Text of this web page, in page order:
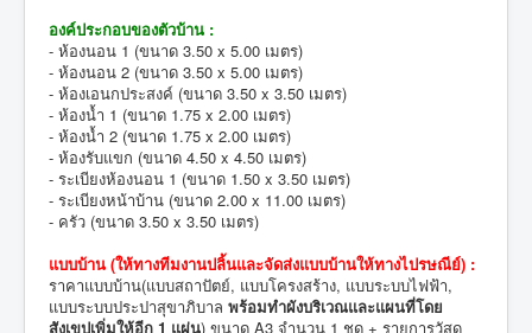
องค์ประกอบของตัวบ้าน :
- ห้องนอน 1 (ขนาด 3.50 x 5.00 เมตร)
- ห้องนอน 2 (ขนาด 3.50 x 5.00 เมตร)
- ห้องเอนกประสงค์ (ขนาด 3.50 x 3.50 เมตร)
- ห้องน้ำ 1 (ขนาด 1.75 x 2.00 เมตร)
- ห้องน้ำ 2 (ขนาด 1.75 x 2.00 เมตร)
- ห้องรับแขก (ขนาด 4.50 x 4.50 เมตร)
- ระเบียงห้องนอน 1 (ขนาด 1.50 x 3.50 เมตร)
- ระเบียงหน้าบ้าน (ขนาด 2.00 x 11.00 เมตร)
- ครัว (ขนาด 3.50 x 3.50 เมตร)
แบบบ้าน (ให้ทางทีมงานปลิ้นและจัดส่งแบบบ้านให้ทางไปรษณีย์) :
ราคาแบบบ้าน(แบบสถาปัตย์, แบบโครงสร้าง, แบบระบบไฟฟ้า,
แบบระบบประปาสุขาภิบาล พร้อมทำผังบริเวณและแผนที่โดย
สังเขปเพิ่มให้อีก 1 แผ่น) ขนาด A3 จำนวน 1 ชุด + รายการวัสดุ